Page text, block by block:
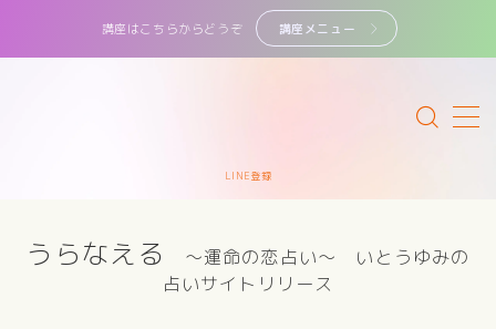
講座はこちらからどうぞ 講座メニュー
LINE登録
うらなえる
～運命の恋占い～ いとうゆみの
占いサイトリリース